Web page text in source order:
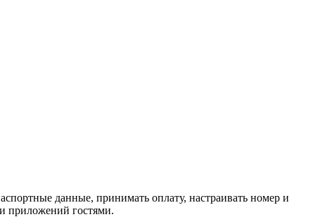
данные, принимать оплату, настраивать номер и
приложений гостями.